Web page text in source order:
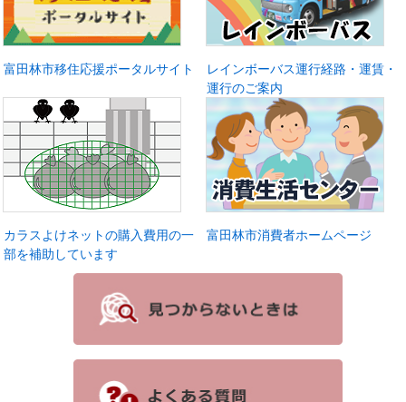
富田林市移住応援ポータルサイト
レインボーバス運行経路・運賃・
運行のご案内
カラスよけネットの購入費用の一
部を補助しています
富田林市消費者ホームページ